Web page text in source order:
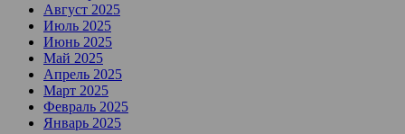
Август 2025
Июль 2025
Июнь 2025
Май 2025
Апрель 2025
Март 2025
Февраль 2025
Январь 2025